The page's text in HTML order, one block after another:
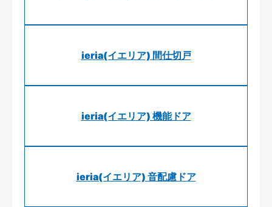
ieria(イエリア) 間仕切戸
ieria(イエリア) 機能ドア
ieria(イエリア) 音配慮ドア